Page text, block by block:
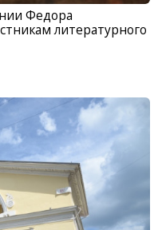
Федора
литературного